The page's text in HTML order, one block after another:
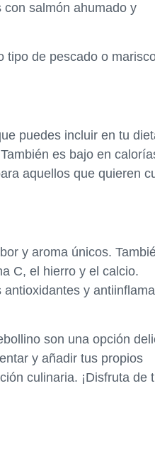
salmón ahumado y
tipo de pescado o
puedes incluir en tu
es bajo en
aquellos que quieren
y aroma únicos.
C, el hierro y el calcio.
y
son una opción
y añadir tus propios
culinaria. ¡Disfruta de